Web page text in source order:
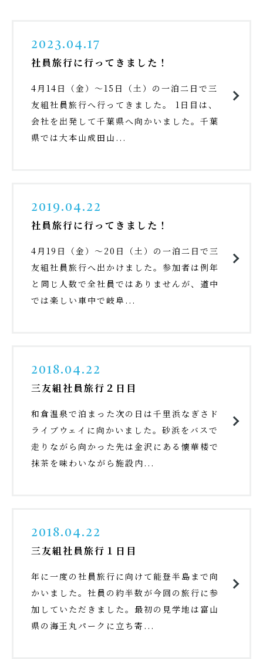
2023.04.17
社員旅行に行ってきました！
4月14日（金）～15日（土）の一泊二日で三
友組社員旅行へ行ってきました。 1日目は、
会社を出発して千葉県へ向かいました。千葉
県では大本山成田山...
2019.04.22
社員旅行に行ってきました！
4月19日（金）～20日（土）の一泊二日で三
友組社員旅行へ出かけました。参加者は例年
と同じ人数で全社員ではありませんが、道中
では楽しい車中で岐阜...
2018.04.22
三友組社員旅行２日目
和倉温泉で泊まった次の日は千里浜なぎさド
ライブウェイに向かいました。砂浜をバスで
走りながら向かった先は金沢にある懐華楼で
抹茶を味わいながら施設内...
2018.04.22
三友組社員旅行１日目
年に一度の社員旅行に向けて能登半島まで向
かいました。社員の約半数が今回の旅行に参
加していただきました。最初の見学地は富山
県の海王丸パークに立ち寄...